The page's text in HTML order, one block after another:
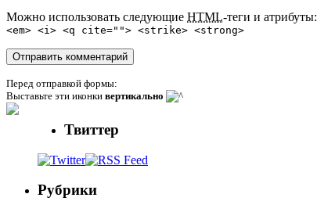
Можно использовать следующие HTML-теги и атрибуты:
<em> <i> <q cite=""> <strike> <strong>
Перед отправкой формы:
Выставьте эти иконки вертикально
Твиттер
Рубрики